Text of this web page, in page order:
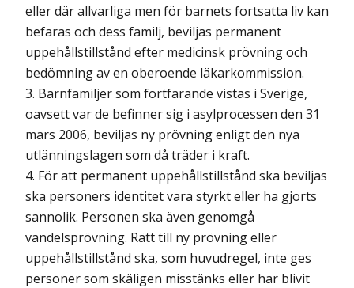
eller där allvarliga men för barnets fortsatta liv kan
befaras och dess familj, beviljas permanent
uppehållstillstånd efter medicinsk prövning och
bedömning av en oberoende läkarkommission.
3. Barnfamiljer som fortfarande vistas i Sverige,
oavsett var de befinner sig i asylprocessen den 31
mars 2006, beviljas ny prövning enligt den nya
utlänningslagen som då träder i kraft.
4. För att permanent uppehållstillstånd ska beviljas
ska personers identitet vara styrkt eller ha gjorts
sannolik. Personen ska även genomgå
vandelsprövning. Rätt till ny prövning eller
uppehållstillstånd ska, som huvudregel, inte ges
personer som skäligen misstänks eller har blivit